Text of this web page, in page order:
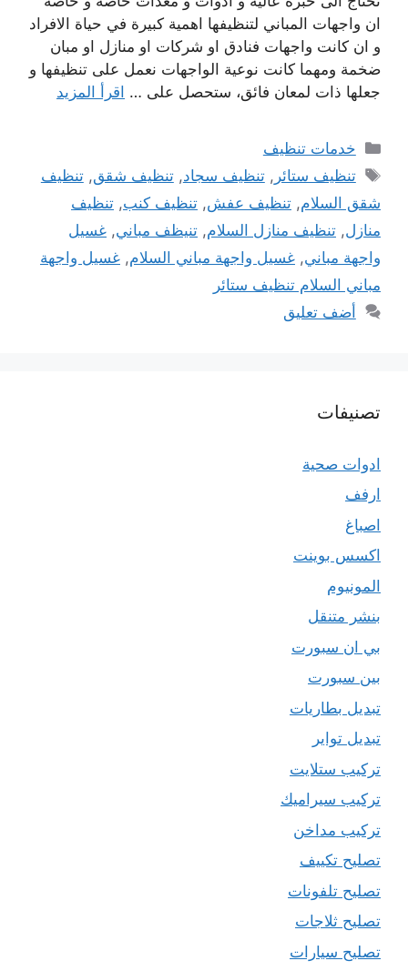
ان واجهات المباني لتنظيفها اهمية كبيرة في حياة الافراد
و ان كانت واجهات فنادق او شركات او منازل او مبان
ضخمة ومهما كانت نوعية الواجهات نعمل على تنظيفها و
جعلها ذات لمعان فائق، ستحصل على … اقرأ المزيد
التصنيفات
خدمات تنظيف
الوسوم
تنظيف ستائر ,تنظيف سجاد,تنظيف شقق,تنظيف
شقق السلام, تنظيف عفش, تنظيف كنب, تنظيف
منازل, تنظيف منازل السلام, تنيظف مباني, غسيل
واجهة مباني, غسيل واجهة مباني السلام, غسيل واجهة
مباني السلام تنظيف ستائر
أضف تعليق
تصنيفات
ادوات صحية
ارفف
اصباغ
اكسس بوينت
المونيوم
بنشر متنقل
بي ان سبورت
بين سبورت
تبديل بطاريات
تبديل تواير
تركيب ستلايت
تركيب سيراميك
تركيب مداخن
تصليح تكييف
تصليح تلفونات
تصليح ثلاجات
تصليح سيارات